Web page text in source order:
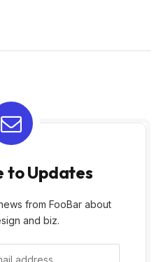
to Updates
from FooBar about
and biz.